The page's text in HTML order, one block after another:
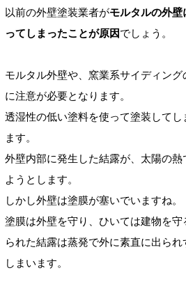
以前の外壁塗装業者がモルタルの外
ってしまったことが原因でしょう。
モルタル外壁や、窯業系サイディン
に注意が必要となります。
透湿性の低い塗料を使って塗装してし
ます。
外壁内部に発生した結露が、太陽の熱
ようとします。
しかし外壁は塗膜が塞いでいますね。
塗膜は外壁を守り、ひいては建物を
られた結露は蒸発で外に素直に出ら
しまいます。